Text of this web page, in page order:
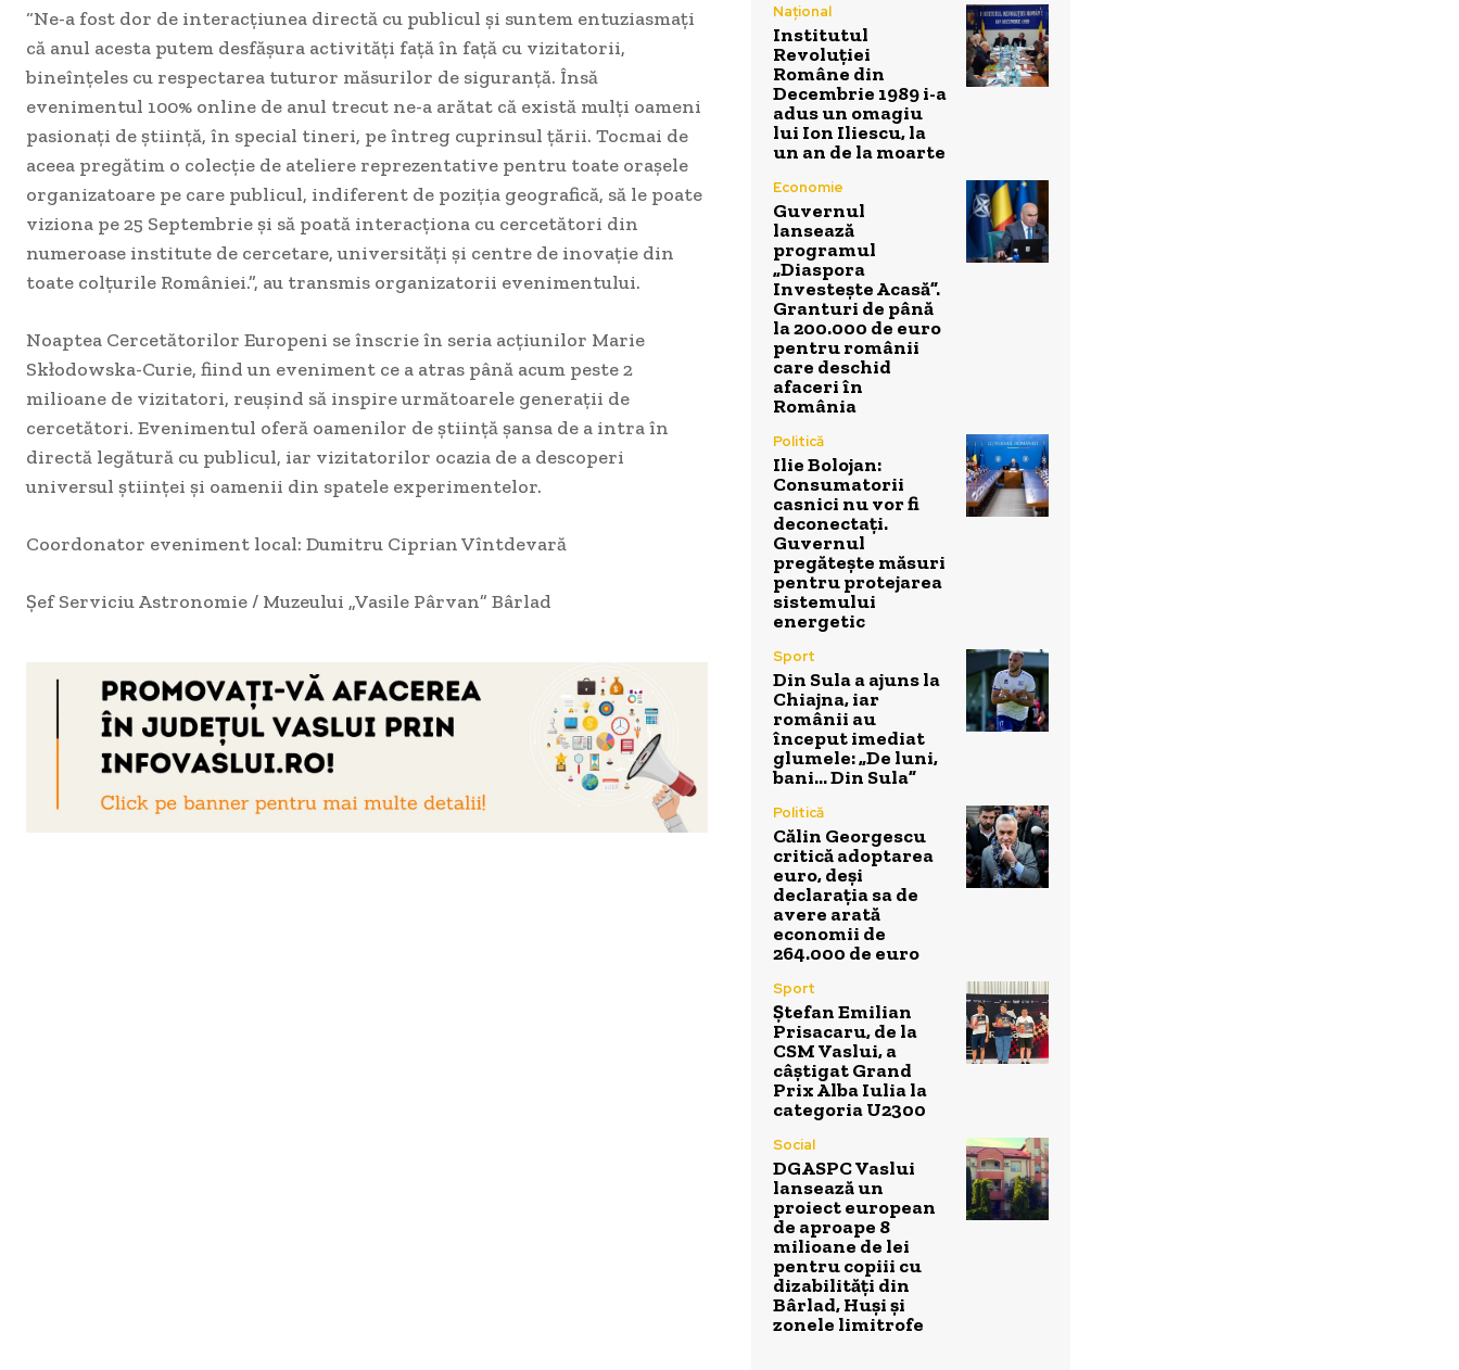
“Ne-a fost dor de interacțiunea directă cu publicul și suntem entuziasmați
că anul acesta putem desfășura activități față în față cu vizitatorii,
bineînțeles cu respectarea tuturor măsurilor de siguranță. Însă
evenimentul 100% online de anul trecut ne-a arătat că există mulți oameni
pasionați de știință, în special tineri, pe întreg cuprinsul țării. Tocmai de
aceea pregătim o colecție de ateliere reprezentative pentru toate orașele
organizatoare pe care publicul, indiferent de poziția geografică, să le poate
viziona pe 25 Septembrie și să poată interacționa cu cercetători din
numeroase institute de cercetare, universități și centre de inovație din
toate colțurile României.”, au transmis organizatorii evenimentului.
Noaptea Cercetătorilor Europeni se înscrie în seria acțiunilor Marie
Skłodowska-Curie, fiind un eveniment ce a atras până acum peste 2
milioane de vizitatori, reușind să inspire următoarele generații de
cercetători. Evenimentul oferă oamenilor de știință șansa de a intra în
directă legătură cu publicul, iar vizitatorilor ocazia de a descoperi
universul științei și oamenii din spatele experimentelor.
Coordonator eveniment local: Dumitru Ciprian Vîntdevară
Şef Serviciu Astronomie / Muzeului „Vasile Pârvan” Bârlad
Național
Institutul
Revoluției
Române din
Decembrie 1989 i-a
adus un omagiu
lui Ion Iliescu, la
un an de la moarte
Economie
Guvernul
lansează
programul
„Diaspora
Investește Acasă”.
Granturi de până
la 200.000 de euro
pentru românii
care deschid
afaceri în
România
Politică
Ilie Bolojan:
Consumatorii
casnici nu vor fi
deconectați.
Guvernul
pregătește măsuri
pentru protejarea
sistemului
energetic
Sport
Din Sula a ajuns la
Chiajna, iar
românii au
început imediat
glumele: „De luni,
bani… Din Sula”
Politică
Călin Georgescu
critică adoptarea
euro, deși
declarația sa de
avere arată
economii de
264.000 de euro
Sport
Ștefan Emilian
Prisacaru, de la
CSM Vaslui, a
câștigat Grand
Prix Alba Iulia la
categoria U2300
Social
DGASPC Vaslui
lansează un
proiect european
de aproape 8
milioane de lei
pentru copiii cu
dizabilități din
Bârlad, Huși și
zonele limitrofe